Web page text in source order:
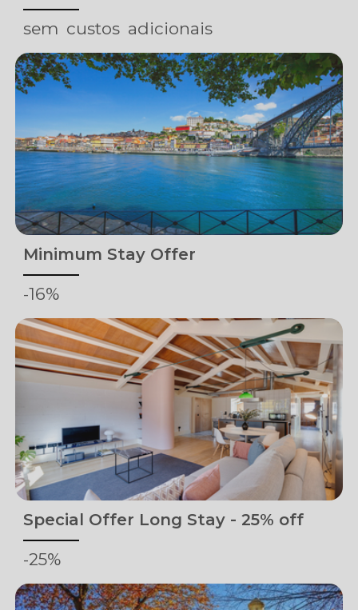
sem custos adicionais
Minimum Stay Offer
-16%
Special Offer Long Stay - 25% off
-25%